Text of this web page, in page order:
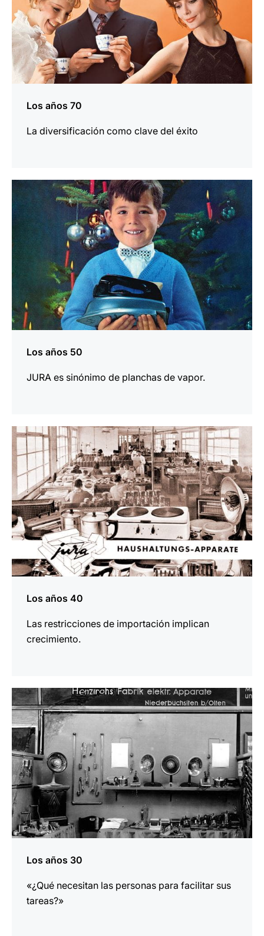
Los años 70
La diversificación como clave del éxito
Los años 50
JURA es sinónimo de planchas de vapor.
más
información
Los años 40
Las restricciones de importación implican
crecimiento.
más
información
Los años 30
«¿Qué necesitan las personas para facilitar sus
tareas?»
más
información